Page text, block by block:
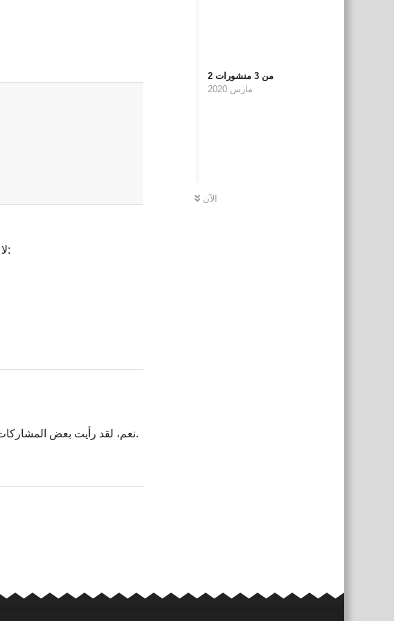
2 من 3 منشورات
مارس 2020
الآن
Spine لا يوفر حلولًا جاهزة لحماية الموارد، لكن فيما يلي عدة مواضيع ناقشت ذلك بالفعل:
نعم، لقد رأيت بعض المشاركات عند البحث، وأكثر ما كنت آمله أن تقترح أي صنف ينبغي التدخل فيه لإضافة كود حماية.